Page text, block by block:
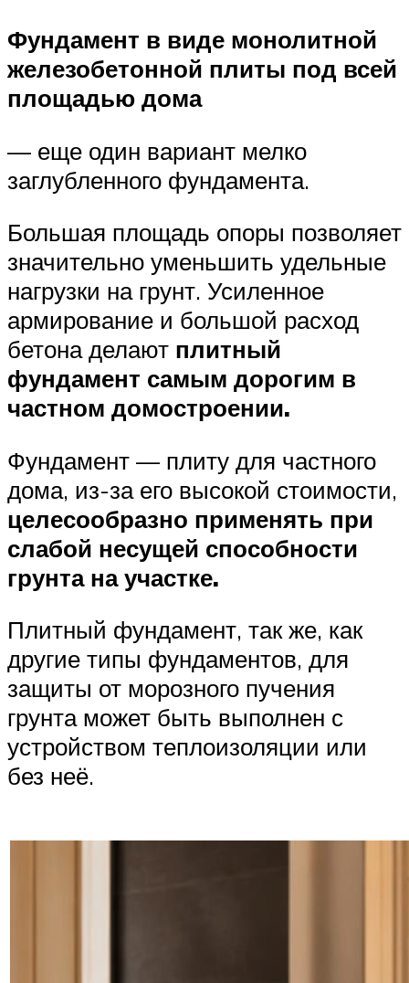
Фундамент в виде монолитной
железобетонной плиты под всей
площадью дома
— еще один вариант мелко
заглубленного фундамента.
Большая площадь опоры позволяет
значительно уменьшить удельные
нагрузки на грунт. Усиленное
армирование и большой расход
бетона делают плитный
фундамент самым дорогим в
частном домостроении.
Фундамент — плиту для частного
дома, из-за его высокой стоимости,
целесообразно применять при
слабой несущей способности
грунта на участке.
Плитный фундамент, так же, как
другие типы фундаментов, для
защиты от морозного пучения
грунта может быть выполнен с
устройством теплоизоляции или
без неё.